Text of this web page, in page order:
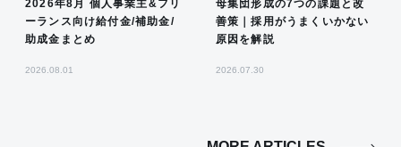
2026年8月 個人事業主&フリ
ーランス向け給付金/補助金/
助成金まとめ
2026.08.01
母集団形成の7つの課題と改
善策｜採用がうまくいかない
原因を解説
2026.07.30